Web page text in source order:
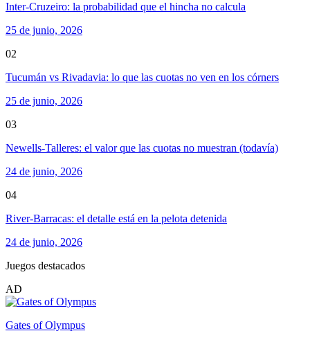
Inter-Cruzeiro: la probabilidad que el hincha no calcula
25 de junio, 2026
02
Tucumán vs Rivadavia: lo que las cuotas no ven en los córners
25 de junio, 2026
03
Newells-Talleres: el valor que las cuotas no muestran (todavía)
24 de junio, 2026
04
River-Barracas: el detalle está en la pelota detenida
24 de junio, 2026
Juegos destacados
AD
Gates of Olympus